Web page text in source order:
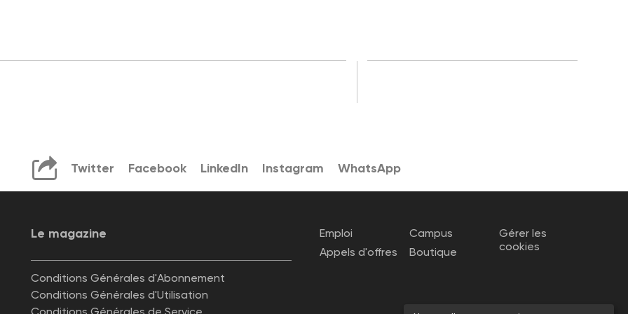
Twitter Facebook LinkedIn Instagram WhatsApp
Le magazine
Conditions Générales d'Abonnement
Conditions Générales d'Utilisation
Emploi
Appels d'offres
Campus
Boutique
Gérer les
cookies